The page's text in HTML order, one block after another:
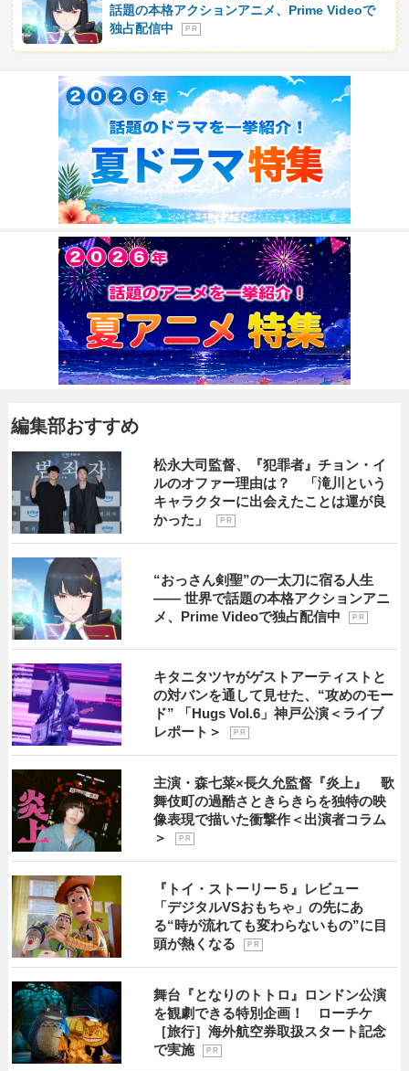
話題の本格アクションアニメ、Prime Videoで
独占配信中
P R
編集部おすすめ
松永大司監督、『犯罪者』チョン・イ
ルのオファー理由は？ 「滝川という
キャラクターに出会えたことは運が良
かった」
P R
“おっさん剣聖”の一太刀に宿る人生
―― 世界で話題の本格アクションアニ
メ、Prime Videoで独占配信中
P R
キタニタツヤがゲストアーティストと
の対バンを通して見せた、“攻めのモー
ド” 「Hugs Vol.6」神戸公演＜ライブ
レポート＞
P R
主演・森七菜×長久允監督『炎上』 歌
舞伎町の過酷さときらきらを独特の映
像表現で描いた衝撃作＜出演者コラム
＞
P R
『トイ・ストーリー５』レビュー
「デジタルVSおもちゃ」の先にあ
る“時が流れても変わらないもの”に目
頭が熱くなる
P R
舞台『となりのトトロ』ロンドン公演
を観劇できる特別企画！ ローチケ
［旅行］海外航空券取扱スタート記念
で実施
P R